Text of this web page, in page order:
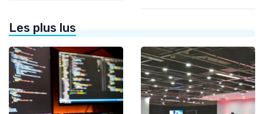
Les plus lus